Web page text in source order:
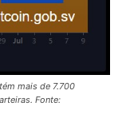
mais de 7.700
Fonte: